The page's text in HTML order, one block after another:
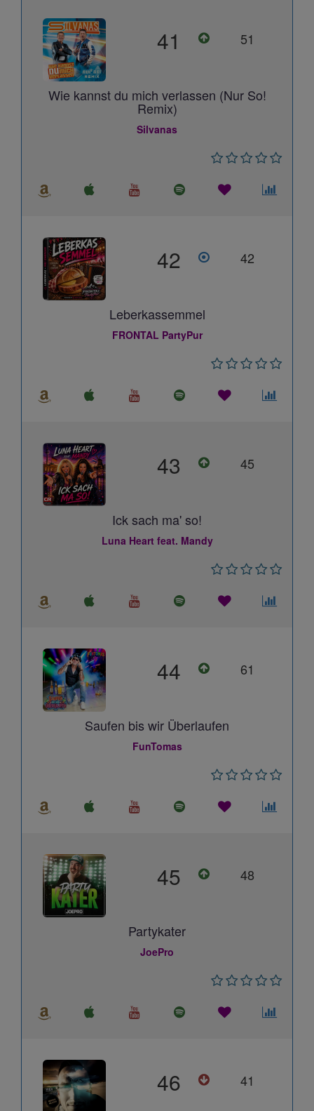
41 51
Wie kannst du mich verlassen (Nur So!
Remix)
Silvanas
42 42
Leberkassemmel
FRONTAL PartyPur
43 45
Ick sach ma' so!
Luna Heart feat. Mandy
44 61
Saufen bis wir Überlaufen
FunTomas
45 48
Partykater
JoePro
46 41